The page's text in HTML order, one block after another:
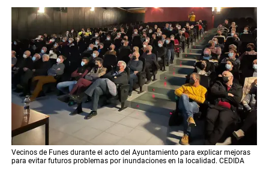
Vecinos de Funes durante el acto del Ayuntamiento para explicar mejoras
para evitar futuros problemas por inundaciones en la localidad. CEDIDA